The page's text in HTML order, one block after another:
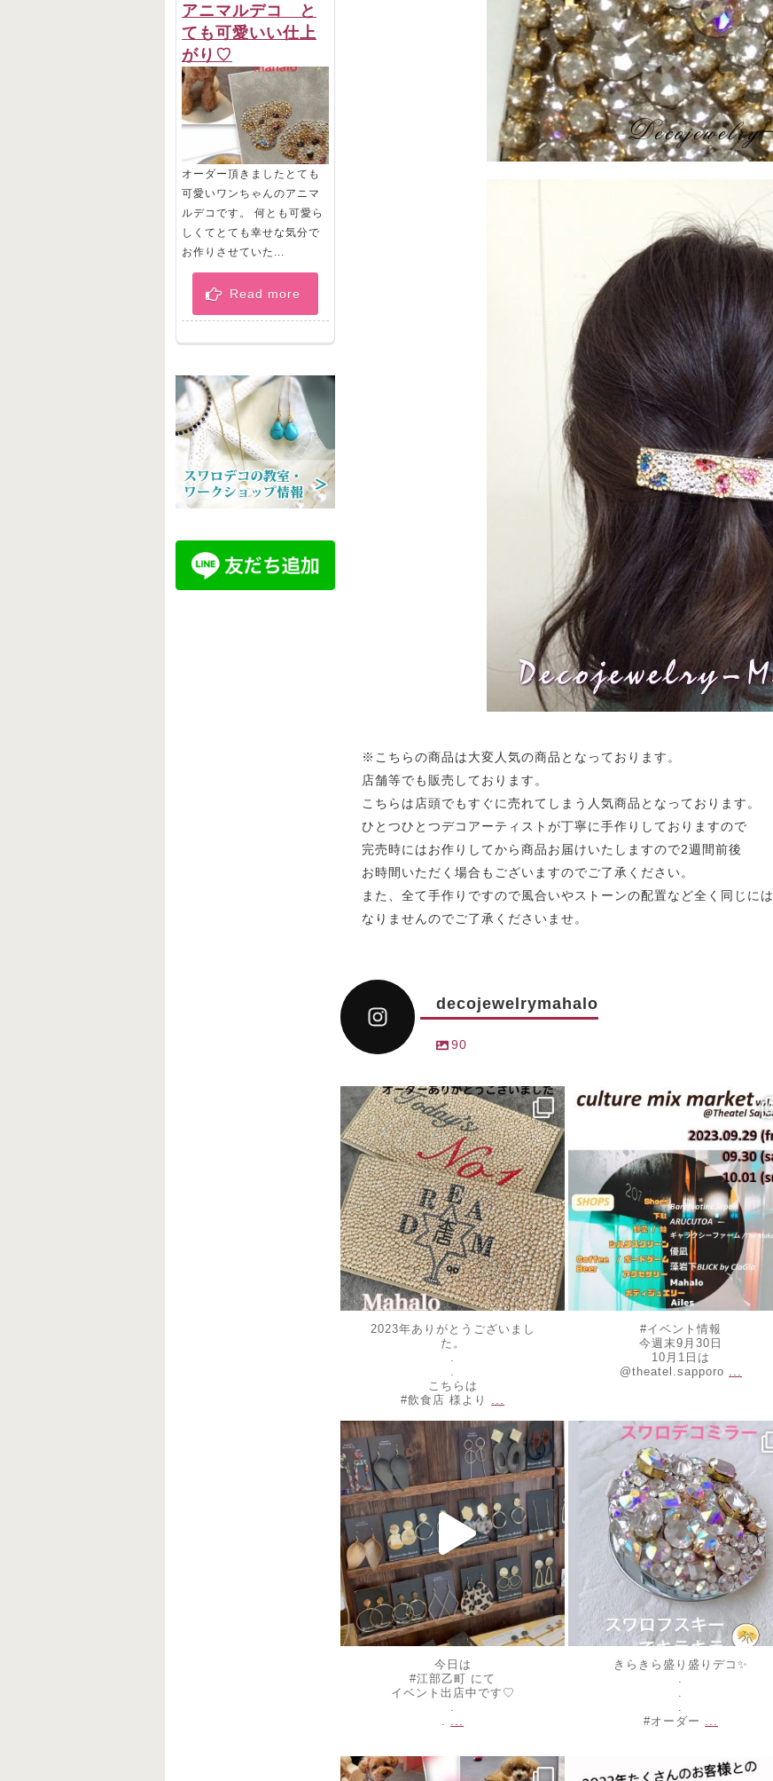
※こちらの商品は大変人気の商品となっております。
店舗等でも販売しております。
こちらは店頭でもすぐに売れてしまう人気商品となっております。
ひとつひとつデコアーティストが丁寧に手作りしておりますので
完売時にはお作りしてから商品お届けいたしますので2週間前後
お時間いただく場合もございますのでご了承ください。
また、全て手作りですので風合いやストーンの配置など全く同じには
なりませんのでご了承くださいませ。
decojewelrymahalo
90
decojewelrymahalo
12月 31
2023年ありがとうございまし
た。
.
.
こちらは
#飲食店 様より
...
decojewelrymahalo
#イベント情報
今週末9月30日
10月1日は
@theatel.sapporo ...
decojewelrymahalo
6月 10
今日は
#江部乙町 にて
イベント出店中です♡
decojewelrymahalo
5月 20
きらきら盛り盛りデコ✨
#オーダー
decojewelrymahalo decojewelrymahalo
アニマルデコ と
ても可愛いい仕上
がり♡
オーダー頂きましたとても
可愛いワンちゃんのアニマ
ルデコです。 何とも可愛ら
しくてとても幸せな気分で
お作りさせていた...
Read more